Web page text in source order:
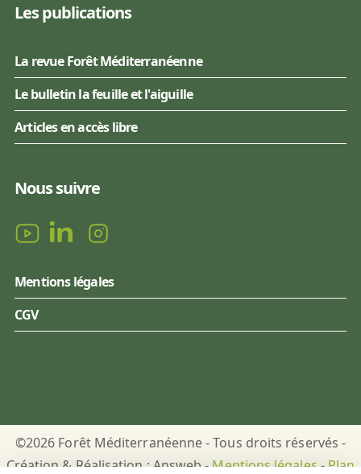
Les publications
La revue Forêt Méditerranéenne
Le bulletin la feuille et l'aiguille
Articles en accès libre
Nous suivre
Mentions légales
CGV
©2026 Forêt Méditerranéenne - Tous droits réservés -
Création & Réalisation : Answeb -Mentions légales-Plan